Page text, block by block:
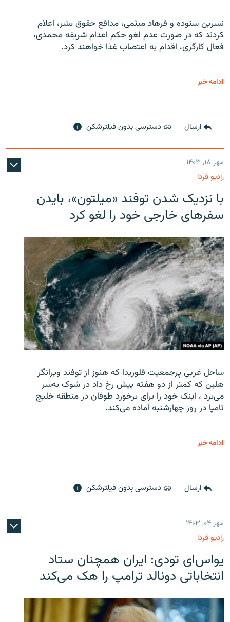
نسرین ستوده و فرهاد میثمی، مدافع حقوق بشر، اعلام
کردند که در صورت عدم لغو حکم اعدام شریفه محمدی،
فعال کارگری، اقدام به اعتصاب غذا خواهند کرد.
ادامه خبر
ارسال دسترسی بدون فیلترشکن
مهر ۱۸, ۱۴۰۳
رادیو فردا
با نزدیک شدن توفند «میلتون»، بایدن
سفرهای خارجی خود را لغو کرد
ساحل غربی پرجمعیت فلوریدا که هنوز از توفند ویرانگر
هلین که کمتر از دو هفته پیش رخ داد در شوک به‌سر
می‌برد ، اینک خود را برای برخورد طوفان در منطقه خلیج
تامپا در روز چهارشنبه آماده می‌کند.
ادامه خبر
ارسال دسترسی بدون فیلترشکن
مهر ۰۴, ۱۴۰۳
رادیو فردا
یو‌اس‌ای تودی: ایران همچنان ستاد
انتخاباتی دونالد ترامپ را هک می‌کند